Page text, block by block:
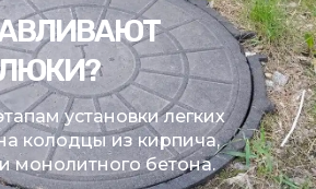
установки легких
колодцы из кирпича,
монолитного бетона.